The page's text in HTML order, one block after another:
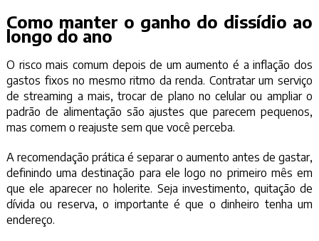
Como manter o ganho do dissídio ao
longo do ano
O risco mais comum depois de um aumento é a inflação dos
gastos fixos no mesmo ritmo da renda. Contratar um serviço
de streaming a mais, trocar de plano no celular ou ampliar o
padrão de alimentação são ajustes que parecem pequenos,
mas comem o reajuste sem que você perceba.
A recomendação prática é separar o aumento antes de gastar,
definindo uma destinação para ele logo no primeiro mês em
que ele aparecer no holerite. Seja investimento, quitação de
dívida ou reserva, o importante é que o dinheiro tenha um
endereço.